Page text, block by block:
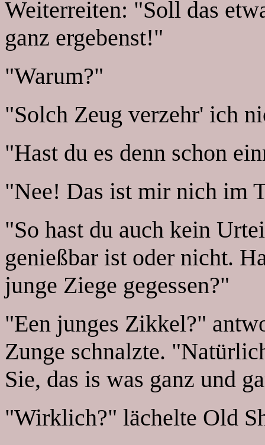
Weiterreiten: "Soll das
ganz ergebenst!"
"Warum?"
"Solch Zeug verzehr' ich
"Hast du es denn schon
"Nee! Das ist mir nich im
"So hast du auch kein
genießbar ist oder nicht.
junge Ziege gegessen?"
"Een junges Zikkel?"
Zunge schnalzte.
Sie, das is was ganz und
"Wirklich?" lächelte Old